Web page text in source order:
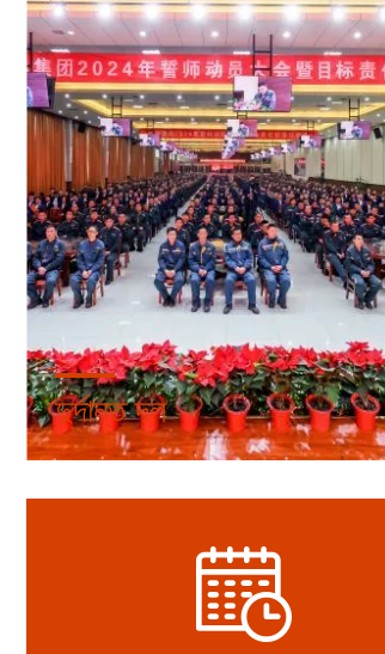
দুর্দান্ত দল
কর্মচারী রয়েছে এবং আমরা এই পেশাদার ও দায়িত্বশীল